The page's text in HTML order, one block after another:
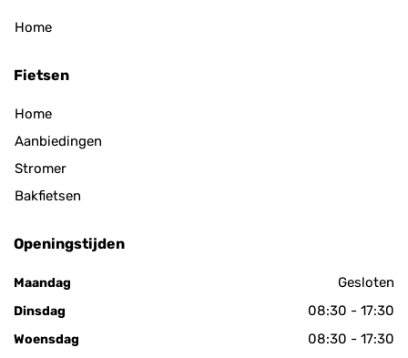
Home
Fietsen
Home
Aanbiedingen
Stromer
Bakfietsen
Openingstijden
Maandag Gesloten
Dinsdag 08:30 - 17:30
Woensdag 08:30 - 17:30